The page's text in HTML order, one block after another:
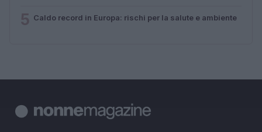
Caldo record in Europa: rischi per la salute e ambiente